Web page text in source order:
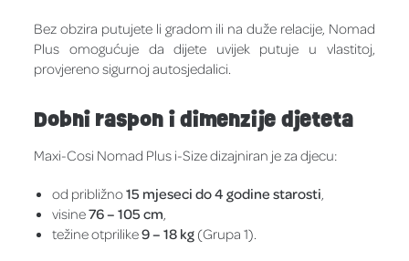
Bez obzira putujete li gradom ili na duže relacije, Nomad
Plus omogućuje da dijete uvijek putuje u vlastitoj,
provjereno sigurnoj autosjedalici.
Dobni raspon i dimenzije djeteta
Maxi-Cosi Nomad Plus i-Size dizajniran je za djecu:
od približno15 mjeseci do 4 godine starosti,
visine76 – 105 cm,
težine otprilike9 – 18 kg (Grupa 1).